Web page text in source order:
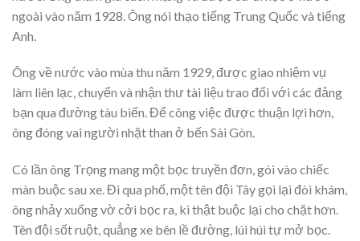
ngoài vào năm 1928. Ông nói thạo tiếng Trung Quốc và tiếng
Anh.
Ông về nước vào mùa thu năm 1929, được giao nhiệm vụ
làm liên lạc, chuyển và nhận thư tài liệu trao đổi với các đảng
bạn qua đường tàu biển. Để công việc được thuận lợi hơn,
ông đóng vai người nhặt than ở bến Sài Gòn.
Có lần ông Trọng mang một bọc truyền đơn, gói vào chiếc
màn buộc sau xe. Đi qua phố, một tên đội Tây gọi lại đòi khám,
ông nhảy xuống vờ cởi bọc ra, kì thật buộc lại cho chặt hơn.
Tên đội sốt ruột, quẳng xe bên lề đường, lúi húi tự mở bọc.